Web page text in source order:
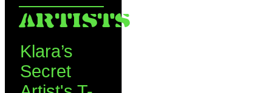
ARTISTS
Klara’s
Secret